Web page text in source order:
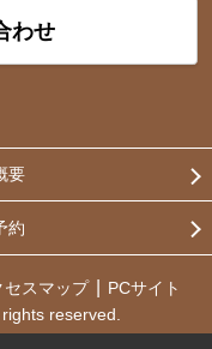
わせ
要
約
セスマップ
PCサイト
reserved.